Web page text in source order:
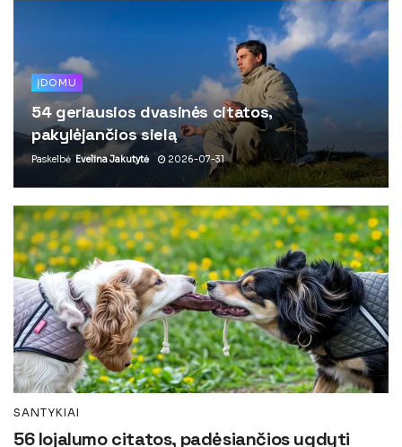
ĮDOMU
54 geriausios dvasinės citatos,
pakylėjančios sielą
Paskelbė Evelina Jakutytė 2026-07-31
SANTYKIAI
56 lojalumo citatos, padėsiančios ugdyti